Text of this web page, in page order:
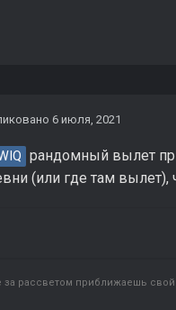
6 июля, 2021
рандомный вылет
(или где там вылет),
за рассветом приближаешь свой